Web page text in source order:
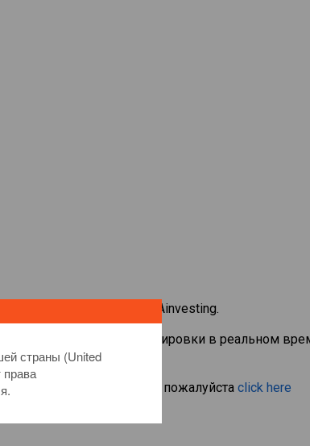
платформе CFD от Ainvesting.
. Просматривайте котировки в реальном
продукте, пожалуйста click here
страны (United